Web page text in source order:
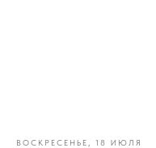
ВОСКРЕСЕНЬЕ, 18 ИЮЛЯ